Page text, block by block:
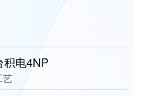
积电4NP
艺